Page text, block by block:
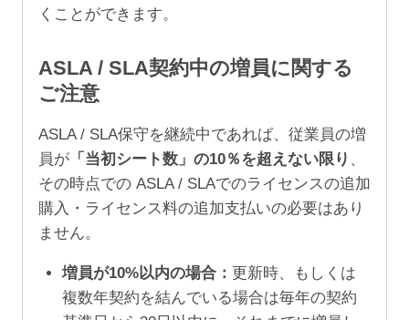
くことができます。
ASLA / SLA契約中の増員に関する
ご注意
ASLA / SLA保守を継続中であれば、従業員の増
員が 「当初シート数」の10％を超えない限り 、
その時点での ASLA / SLAでのライセンスの追加
購入・ライセンス料の追加支払いの必要はあり
ません。
増員が10%以内の場合： 更新時、もしくは
複数年契約を結んでいる場合は毎年の契約